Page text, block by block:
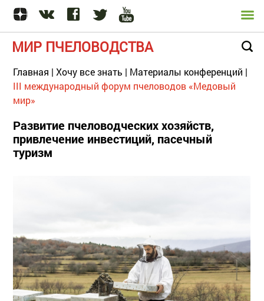
МИР ПЧЕЛОВОДСТВА
Главная | Хочу все знать | Материалы конференций |
III международный форум пчеловодов «Медовый
мир»
Развитие пчеловодческих хозяйств,
привлечение инвестиций, пасечный
туризм